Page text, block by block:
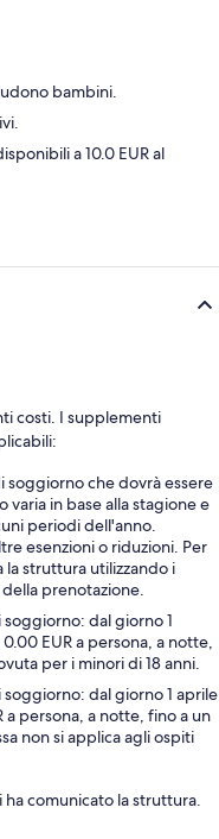
bambini.
a 10.0 EUR al
costi. I supplementi
soggiorno che dovrà essere
varia in base alla stagione e
periodi dell'anno.
esenzioni o riduzioni. Per
struttura utilizzando i
prenotazione.
dal giorno 1
EUR a persona, a notte,
per i minori di 18 anni.
dal giorno 1 aprile
persona, a notte, fino a un
non si applica agli ospiti
comunicato la struttura.